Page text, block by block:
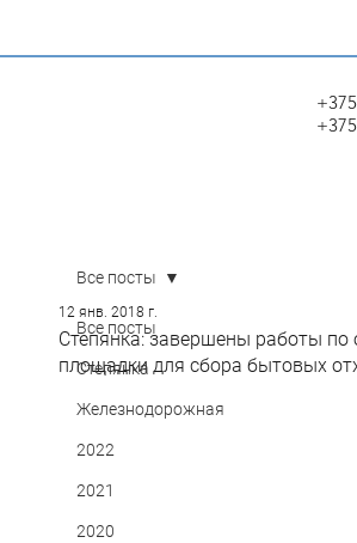
Все посты
Степянка
Железнодорожная
2022
2021
2020
Все посты
Степянка: завершены работы по
площадки для сбора бытовых
12 янв. 2018 г.